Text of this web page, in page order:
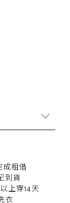
成租借
到貨
上穿14天
衣